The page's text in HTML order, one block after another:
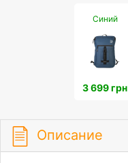
Синий
3 699 грн
Описание